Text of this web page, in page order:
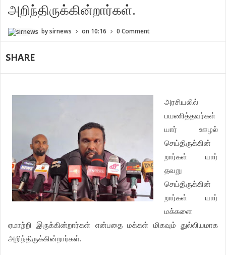
அறிந்திருக்கின்றார்கள்.
bysirnews on 10:16 0 Comment
SHARE
அரசியலில்
பயணித்தவர்கள்
யார்
ஊழல்
செய்திருக்கின்
றார்கள்
யார்
தவறு
செய்திருக்கின்
றார்கள்
யார்
மக்களை
ஏமாற்றி இருக்கின்றார்கள் என்பதை மக்கள் மிகவும் துல்லியமாக
அறிந்திருக்கின்றார்கள்.